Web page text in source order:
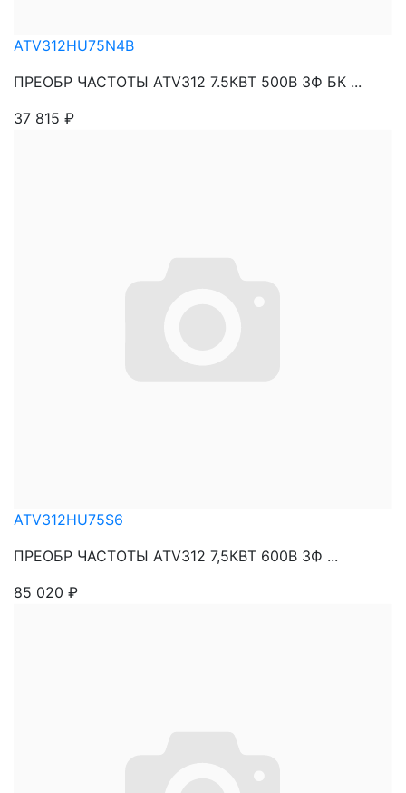
ATV312HU75N4B
ПРЕОБР ЧАСТОТЫ ATV312 7.5КВТ 500В 3Ф БК ...
37 815 ₽
ATV312HU75S6
ПРЕОБР ЧАСТОТЫ ATV312 7,5КВТ 600В 3Ф ...
85 020 ₽